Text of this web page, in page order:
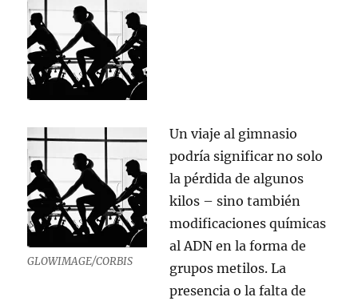
a
La
Bahía
Pirata
GLOWIMAGE/CORBIS
Un viaje al gimnasio
podría significar no solo
la pérdida de algunos
kilos – sino también
modificaciones químicas
al ADN en la forma de
grupos metilos. La
presencia o la falta de